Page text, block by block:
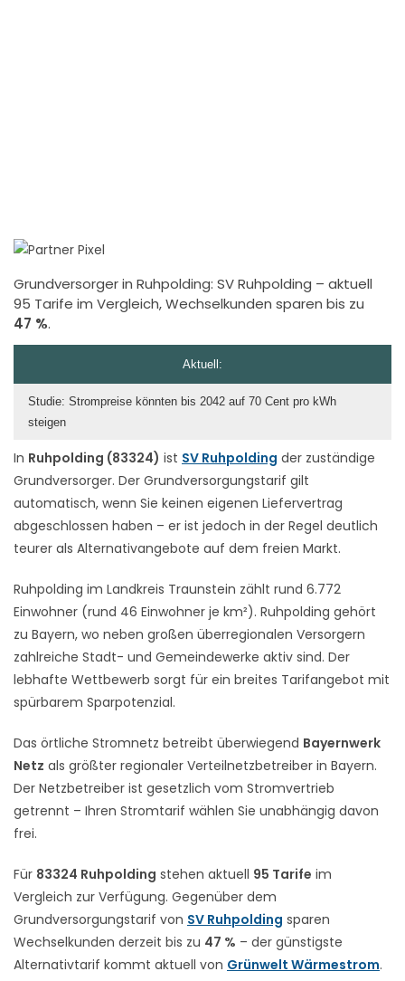
Grundversorger in Ruhpolding: SV Ruhpolding – aktuell
95 Tarife im Vergleich, Wechselkunden sparen bis zu
47 %.
In Ruhpolding (83324) ist SV Ruhpolding der zuständige
Grundversorger. Der Grundversorgungstarif gilt
automatisch, wenn Sie keinen eigenen Liefervertrag
abgeschlossen haben – er ist jedoch in der Regel deutlich
teurer als Alternativangebote auf dem freien Markt.
Ruhpolding im Landkreis Traunstein zählt rund 6.772
Einwohner (rund 46 Einwohner je km²). Ruhpolding gehört
zu Bayern, wo neben großen überregionalen Versorgern
zahlreiche Stadt- und Gemeindewerke aktiv sind. Der
lebhafte Wettbewerb sorgt für ein breites Tarifangebot mit
spürbarem Sparpotenzial.
Das örtliche Stromnetz betreibt überwiegend Bayernwerk
Netz als größter regionaler Verteilnetzbetreiber in Bayern.
Der Netzbetreiber ist gesetzlich vom Stromvertrieb
getrennt – Ihren Stromtarif wählen Sie unabhängig davon
frei.
Für 83324 Ruhpolding stehen aktuell 95 Tarife im
Vergleich zur Verfügung. Gegenüber dem
Grundversorgungstarif von SV Ruhpolding sparen
Wechselkunden derzeit bis zu 47 % – der günstigste
Alternativtarif kommt aktuell von Grünwelt Wärmestrom.
Aktuell:
Studie: Strompreise könnten bis 2042 auf 70 Cent pro kWh
steigen